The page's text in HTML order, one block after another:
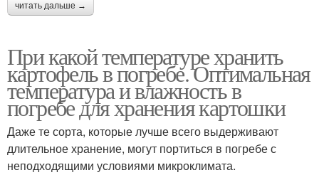
читать дальше →
При какой температуре хранить
картофель в погребе. Оптимальная
температура и влажность в
погребе для хранения картошки
Даже те сорта, которые лучше всего выдерживают
длительное хранение, могут портиться в погребе с
неподходящими условиями микроклимата.